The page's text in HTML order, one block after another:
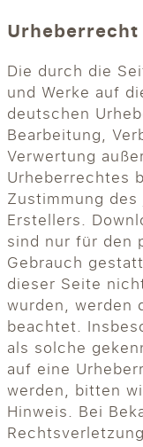
Urheberrecht
Die durch die
und Werke auf
deutschen
Bearbeitung,
Verwertung
Urheberrechtes
Zustimmung des
Erstellers.
sind nur für den
Gebrauch
dieser Seite
wurden, werden
beachtet.
als solche
auf eine
werden, bitten
Hinweis. Bei